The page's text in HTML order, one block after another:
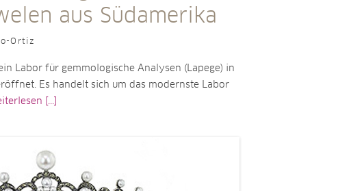
aus Südamerika
Ortiz
Labor für gemmologische Analysen (Lapege) in
Es handelt sich um das modernste Labor
[...]